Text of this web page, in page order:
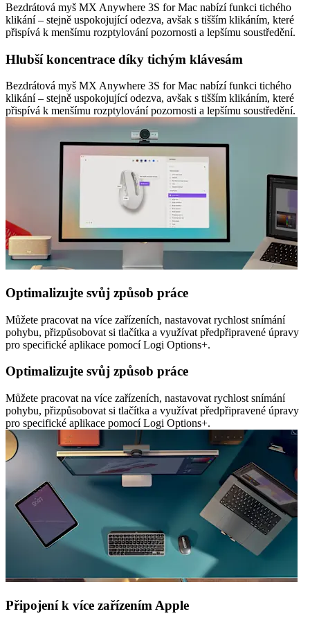
Bezdrátová myš MX Anywhere 3S for Mac nabízí funkci tichého
klikání – stejně uspokojující odezva, avšak s tišším klikáním, které
přispívá k menšímu rozptylování pozornosti a lepšímu soustředění.
Hlubší koncentrace díky tichým klávesám
Bezdrátová myš MX Anywhere 3S for Mac nabízí funkci tichého
klikání – stejně uspokojující odezva, avšak s tišším klikáním, které
přispívá k menšímu rozptylování pozornosti a lepšímu soustředění.
Optimalizujte svůj způsob práce
Můžete pracovat na více zařízeních, nastavovat rychlost snímání
pohybu, přizpůsobovat si tlačítka a využívat předpřipravené úpravy
pro specifické aplikace pomocí Logi Options+.
Optimalizujte svůj způsob práce
Můžete pracovat na více zařízeních, nastavovat rychlost snímání
pohybu, přizpůsobovat si tlačítka a využívat předpřipravené úpravy
pro specifické aplikace pomocí Logi Options+.
Připojení k více zařízením Apple